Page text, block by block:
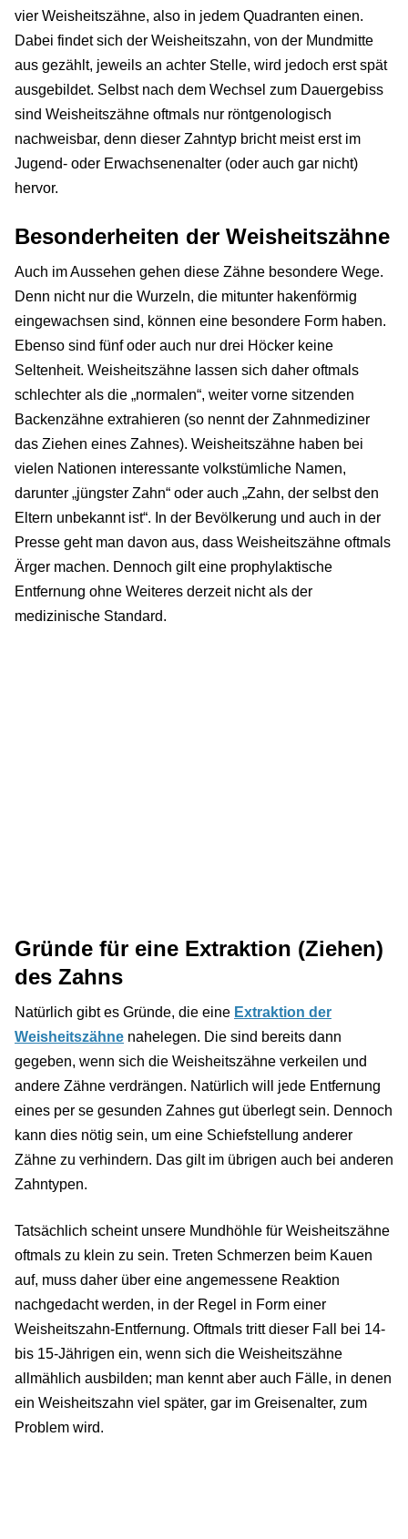
vier Weisheitszähne, also in jedem Quadranten einen.
Dabei findet sich der Weisheitszahn, von der Mundmitte
aus gezählt, jeweils an achter Stelle, wird jedoch erst spät
ausgebildet. Selbst nach dem Wechsel zum Dauergebiss
sind Weisheitszähne oftmals nur röntgenologisch
nachweisbar, denn dieser Zahntyp bricht meist erst im
Jugend- oder Erwachsenenalter (oder auch gar nicht)
hervor.
Besonderheiten der Weisheitszähne
Auch im Aussehen gehen diese Zähne besondere Wege.
Denn nicht nur die Wurzeln, die mitunter hakenförmig
eingewachsen sind, können eine besondere Form haben.
Ebenso sind fünf oder auch nur drei Höcker keine
Seltenheit. Weisheitszähne lassen sich daher oftmals
schlechter als die „normalen“, weiter vorne sitzenden
Backenzähne extrahieren (so nennt der Zahnmediziner
das Ziehen eines Zahnes). Weisheitszähne haben bei
vielen Nationen interessante volkstümliche Namen,
darunter „jüngster Zahn“ oder auch „Zahn, der selbst den
Eltern unbekannt ist“. In der Bevölkerung und auch in der
Presse geht man davon aus, dass Weisheitszähne oftmals
Ärger machen. Dennoch gilt eine prophylaktische
Entfernung ohne Weiteres derzeit nicht als der
medizinische Standard.
Gründe für eine Extraktion (Ziehen)
des Zahns
Natürlich gibt es Gründe, die eine Extraktion der
Weisheitszähne nahelegen. Die sind bereits dann
gegeben, wenn sich die Weisheitszähne verkeilen und
andere Zähne verdrängen. Natürlich will jede Entfernung
eines per se gesunden Zahnes gut überlegt sein. Dennoch
kann dies nötig sein, um eine Schiefstellung anderer
Zähne zu verhindern. Das gilt im übrigen auch bei anderen
Zahntypen.
Tatsächlich scheint unsere Mundhöhle für Weisheitszähne
oftmals zu klein zu sein. Treten Schmerzen beim Kauen
auf, muss daher über eine angemessene Reaktion
nachgedacht werden, in der Regel in Form einer
Weisheitszahn-Entfernung. Oftmals tritt dieser Fall bei 14-
bis 15-Jährigen ein, wenn sich die Weisheitszähne
allmählich ausbilden; man kennt aber auch Fälle, in denen
ein Weisheitszahn viel später, gar im Greisenalter, zum
Problem wird.